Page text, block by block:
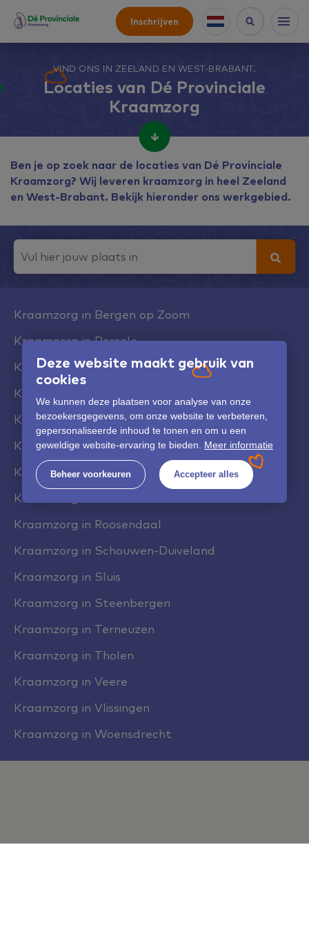
Deze website maakt gebruik van
cookies
We kunnen deze plaatsen voor analyse van onze
bezoekersgegevens, om onze website te verbeteren,
gepersonaliseerde inhoud te tonen en om u een
geweldige website-ervaring te bieden. Meer informatie
Beheer voorkeuren Accepteer alles
Inschrijven
VIND ONS IN ZEELAND EN WEST-BRABANT.
Locaties van Dé Provinciale
Kraamzorg
Ben je op zoek naar de locaties van Dé Provinciale
Kraamzorg? Wij leveren kraamzorg in heel Zeeland
en West-Brabant. Bekijk hieronder ons werkgebied.
Kraamzorg in Bergen op Zoom
Kraamzorg in Borsele
Kraamzorg in Goes
Kraamzorg in Hulst
Kraamzorg in Kapelle
Kraamzorg in Middelburg
Kraamzorg in Noord-Beveland
Kraamzorg in Reimerswaal
Kraamzorg in Roosendaal
Kraamzorg in Schouwen-Duiveland
Kraamzorg in Sluis
Kraamzorg in Steenbergen
Kraamzorg in Terneuzen
Kraamzorg in Tholen
Kraamzorg in Veere
Kraamzorg in Vlissingen
Kraamzorg in Woensdrecht